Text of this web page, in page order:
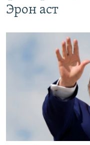
Эрон аст